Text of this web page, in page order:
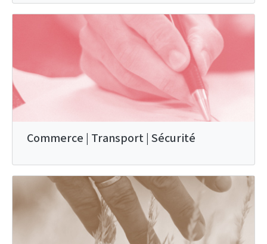
Commerce | Transport | Sécurité